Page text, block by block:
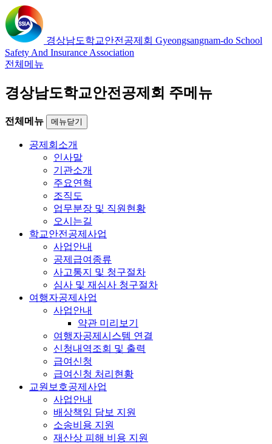
경상남도학교안전공제회 Gyeongsangnam-do School
Safety And Insurance Association
전체메뉴
경상남도학교안전공제회 주메뉴
전체메뉴 메뉴닫기
공제회소개
인사말
기관소개
주요연혁
조직도
업무분장 및 직원현황
오시는길
학교안전공제사업
사업안내
공제급여종류
사고통지 및 청구절차
심사 및 재심사 청구절차
여행자공제사업
사업안내
약관 미리보기
여행자공제시스템 연결
신청내역조회 및 출력
급여신청
급여신청 처리현황
교원보호공제사업
사업안내
배상책임 담보 지원
소송비용 지원
재산상 피해 비용 지원